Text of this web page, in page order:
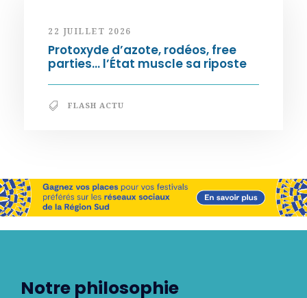
22 JUILLET 2026
Protoxyde d’azote, rodéos, free
parties… l’État muscle sa riposte
FLASH ACTU
Notre philosophie